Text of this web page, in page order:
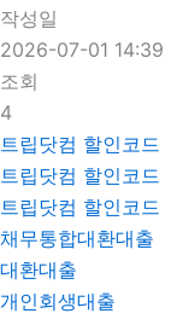
뛰
기
작성일
2026-07-01 14:39
조회
4
트립닷컴 할인코드
트립닷컴 할인코드
트립닷컴 할인코드
채무통합대환대출
대환대출
개인회생대출